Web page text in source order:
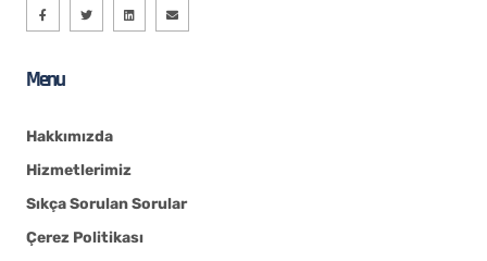
Menu
Hakkımızda
Hizmetlerimiz
Sıkça Sorulan Sorular
Çerez Politikası